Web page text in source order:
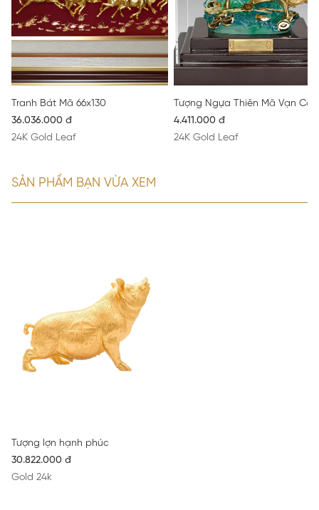
Tranh Bát Mã 66x130
36.036.000 đ
24K Gold Leaf
Tượng Ngựa Thiên Mã Vạn Cát
4.411.000 đ
24K Gold Leaf
SẢN PHẨM BẠN VỪA XEM
Tượng lợn hạnh phúc
30.822.000 đ
Gold 24k